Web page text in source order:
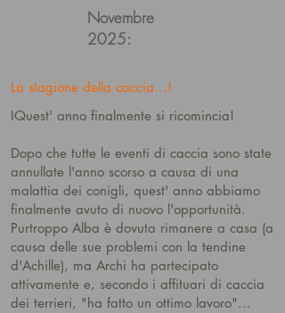
Novembre
2025:
La stagione della caccia...!
IQuest' anno finalmente si ricomincia!
Dopo che tutte le eventi di caccia sono state
annullate l'anno scorso a causa di una
malattia dei conigli, quest' anno abbiamo
finalmente avuto di nuovo l'opportunità.
Purtroppo Alba è dovuta rimanere a casa (a
causa delle sue problemi con la tendine
d'Achille), ma Archi ha partecipato
attivamente e, secondo i affituari di caccia
dei terrieri, "ha fatto un ottimo lavoro"...